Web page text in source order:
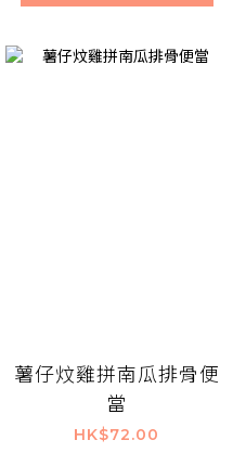
薯仔炆雞拼南瓜排骨便
當
HK$72.00